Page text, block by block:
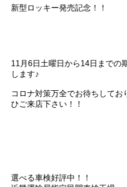
新型ロッキー発売記念！！
11月6日土曜日から14日までの
します♪
コロナ対策万全でお待ちしてお
ひご来店下さい！！
選べる車検好評中！！